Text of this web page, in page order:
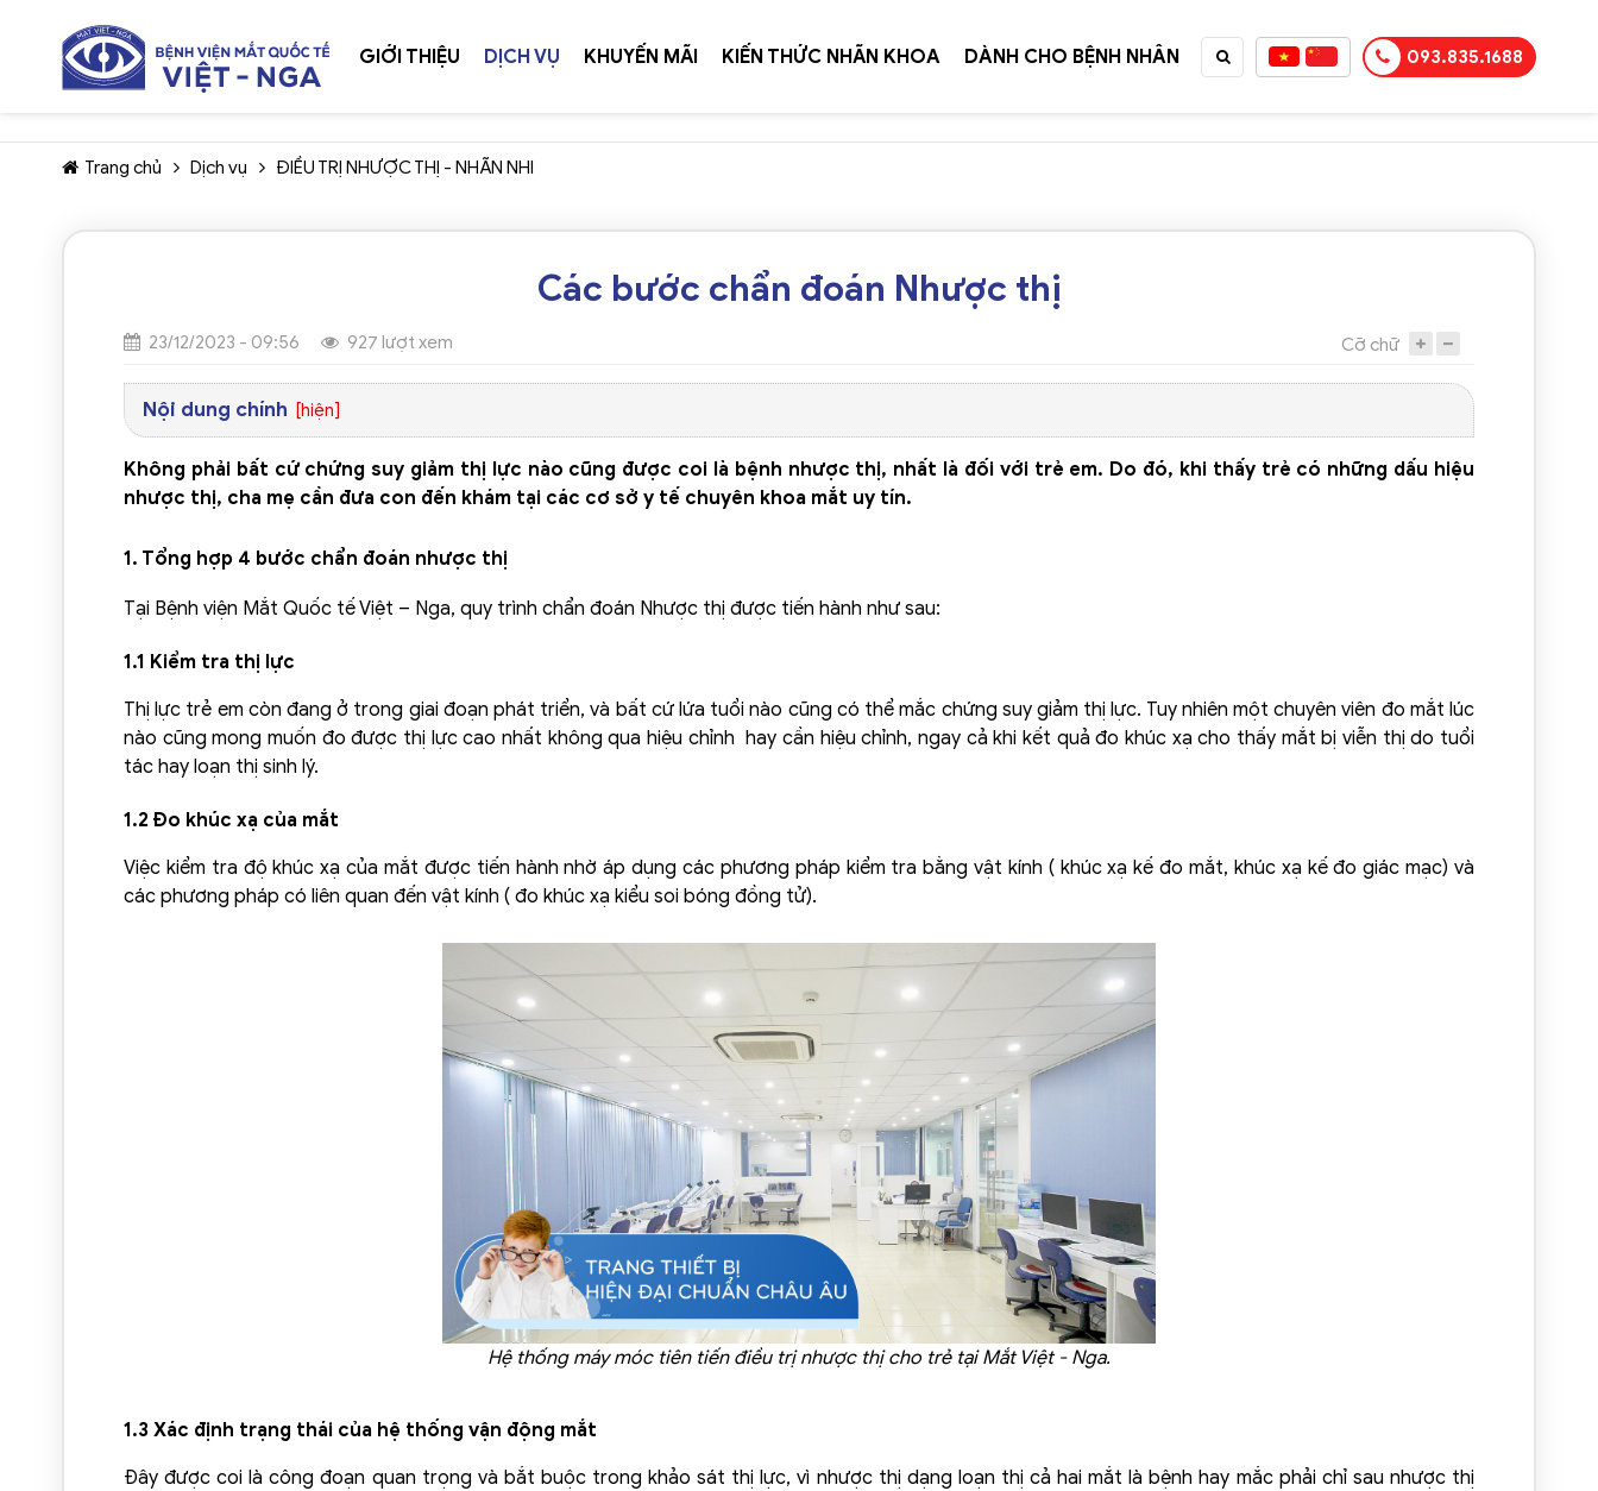
093.835.1688
GIỚI THIỆU DỊCH VỤ KHUYẾN MÃI KIẾN THỨC NHÃN KHOA DÀNH CHO BỆNH NHÂN
Trang chủ Dịch vụ ĐIỀU TRỊ NHƯỢC THỊ - NHÃN NHI
Các bước chẩn đoán Nhược thị
23/12/2023 - 09:56 927 lượt xem Cỡ chữ
Nội dung chính [hiện]
Không phải bất cứ chứng suy giảm thị lực nào cũng được coi là bệnh nhược thị, nhất là đối với trẻ em. Do đó, khi thấy trẻ có những dấu hiệu
nhược thị, cha mẹ cần đưa con đến khám tại các cơ sở y tế chuyên khoa mắt uy tín.
1. Tổng hợp 4 bước chẩn đoán nhược thị
Tại Bệnh viện Mắt Quốc tế Việt – Nga, quy trình chẩn đoán Nhược thị được tiến hành như sau:
1.1 Kiểm tra thị lực
Thị lực trẻ em còn đang ở trong giai đoạn phát triển, và bất cứ lứa tuổi nào cũng có thể mắc chứng suy giảm thị lực. Tuy nhiên một chuyên viên đo mắt lúc
nào cũng mong muốn đo được thị lực cao nhất không qua hiệu chỉnh hay cần hiệu chỉnh, ngay cả khi kết quả đo khúc xạ cho thấy mắt bị viễn thị do tuổi
tác hay loạn thị sinh lý.
1.2 Đo khúc xạ của mắt
Việc kiểm tra độ khúc xạ của mắt được tiến hành nhờ áp dụng các phương pháp kiểm tra bằng vật kính ( khúc xạ kế đo mắt, khúc xạ kế đo giác mạc) và
các phương pháp có liên quan đến vật kính ( đo khúc xạ kiểu soi bóng đồng tử).
Hệ thống máy móc tiên tiến điều trị nhược thị cho trẻ tại Mắt Việt - Nga.
1.3 Xác định trạng thái của hệ thống vận động mắt
Đây được coi là công đoạn quan trọng và bắt buộc trong khảo sát thị lực, vì nhược thị dạng loạn thị cả hai mắt là bệnh hay mắc phải chỉ sau nhược thị